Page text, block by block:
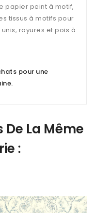
papier peint à motif,
tissus à motifs pour
rayures et pois à
pour une
.
La Même
: